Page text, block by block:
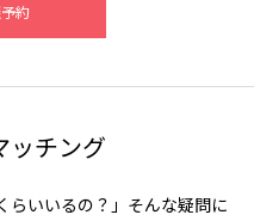
約
ッチング
らいいるの？」そんな疑問に